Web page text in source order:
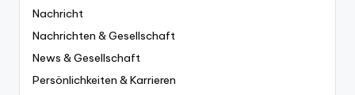
Nachricht
Nachrichten & Gesellschaft
News & Gesellschaft
Persönlichkeiten & Karrieren